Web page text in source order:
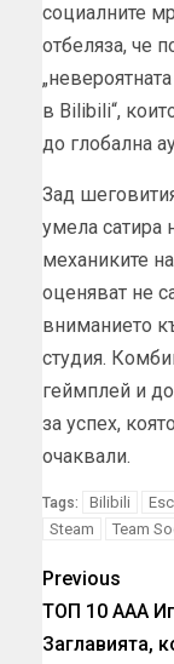
социалните
отбеляза, че
в Bilibili“,
до глобална
Зад
умела сатира
механиките
оценяват не
вниманието
студия.
геймплей и
за успех,
очаквали.
Tags: Bilibili
Steam
Team
Previous
ТОП 10 ААА
Заглавията,